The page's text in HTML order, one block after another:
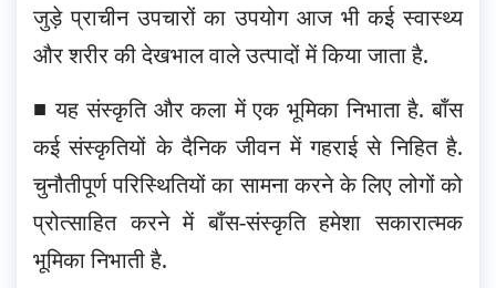
जुड़े प्राचीन उपचारों का उपयोग आज भी कई स्वास्थ्य
और शरीर की देखभाल वाले उत्पादों में किया जाता है.
■ यह संस्कृति और कला में एक भूमिका निभाता है. बाँस
कई संस्कृतियों के दैनिक जीवन में गहराई से निहित है.
चुनौतीपूर्ण परिस्थितियों का सामना करने के लिए लोगों को
प्रोत्साहित करने में बाँस-संस्कृति हमेशा सकारात्मक
भूमिका निभाती है.